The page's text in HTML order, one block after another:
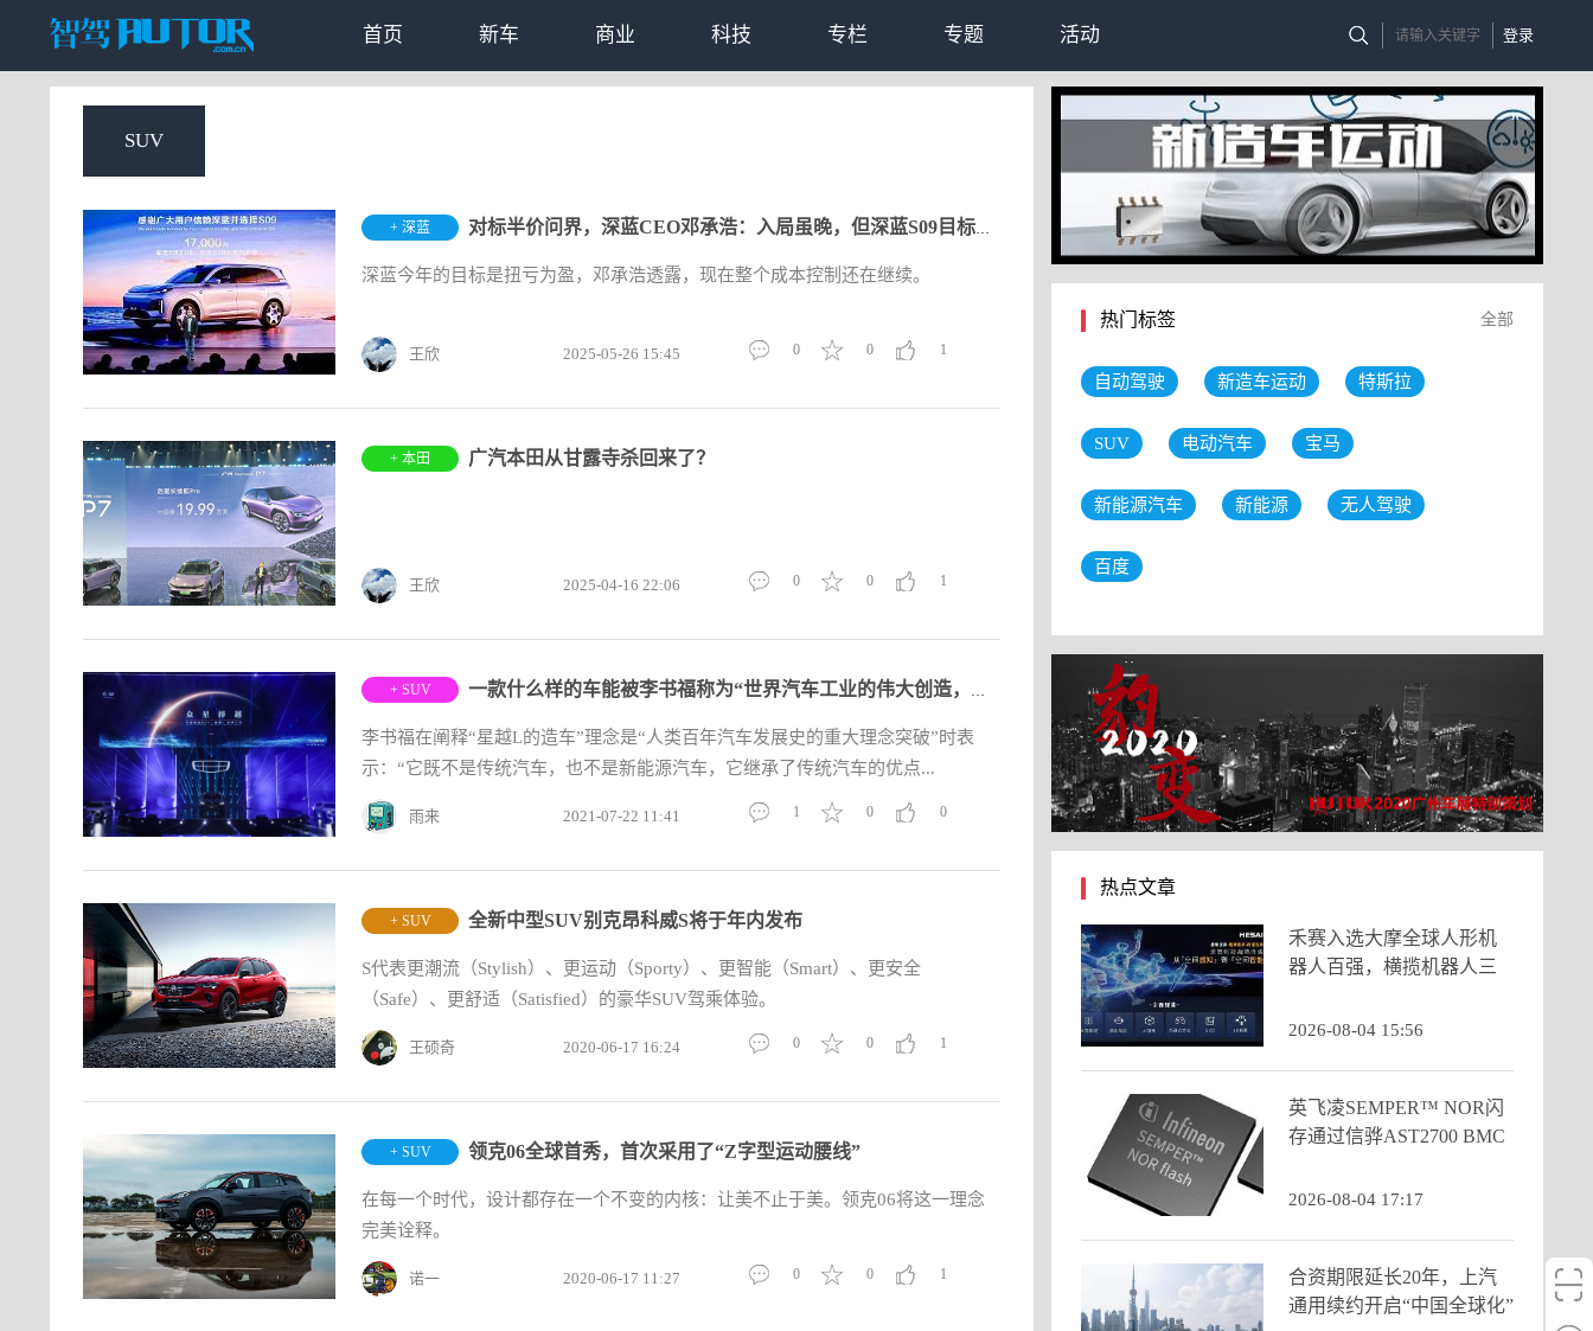
登录
首页 新车 商业 科技 专栏 专题 活动
SUV
+ 深蓝 对标半价问界，深蓝CEO邓承浩：入局虽晚，但深蓝S09目标份额20%-
深蓝今年的目标是扭亏为盈，邓承浩透露，现在整个成本控制还在继续。
王欣 2025-05-26 15:45 1
0
0
+ 本田 广汽本田从甘露寺杀回来了？
王欣 2025-04-16 22:06 1
0
0
+ SUV 一款什么样的车能被李书福称为“世界汽车工业的伟大创造，举世无
李书福在阐释“星越L的造车”理念是“人类百年汽车发展史的重大理念突破”时表
示：“它既不是传统汽车，也不是新能源汽车，它继承了传统汽车的优点...
雨来 2021-07-22 11:41 0
0
1
+ SUV 全新中型SUV别克昂科威S将于年内发布
S代表更潮流（Stylish）、更运动（Sporty）、更智能（Smart）、更安全
（Safe）、更舒适（Satisfied）的豪华SUV驾乘体验。
王硕奇 2020-06-17 16:24 1
0
0
+ SUV 领克06全球首秀，首次采用了“Z字型运动腰线”
在每一个时代，设计都存在一个不变的内核：让美不止于美。领克06将这一理念
完美诠释。
诺一 2020-06-17 11:27 1
0
0
热门标签 全部
自动驾驶 新造车运动 特斯拉
SUV 电动汽车 宝马
新能源汽车 新能源 无人驾驶
百度
热点文章
禾赛入选大摩全球人形机
器人百强，横揽机器人三
2026-08-04 15:56
英飞凌SEMPER™ NOR闪
存通过信骅AST2700 BMC
2026-08-04 17:17
合资期限延长20年，上汽
通用续约开启“中国全球化”